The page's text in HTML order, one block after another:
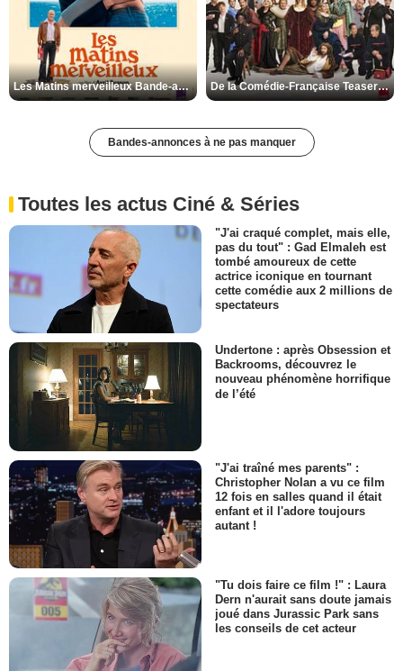
Les Matins merveilleux Bande-annonce VF De la Comédie-Française Teaser VF
Bandes-annonces à ne pas manquer
Toutes les actus Ciné & Séries
"J'ai craqué complet, mais elle,
pas du tout" : Gad Elmaleh est
tombé amoureux de cette
actrice iconique en tournant
cette comédie aux 2 millions de
spectateurs
Undertone : après Obsession et
Backrooms, découvrez le
nouveau phénomène horrifique
de l’été
"J'ai traîné mes parents" :
Christopher Nolan a vu ce film
12 fois en salles quand il était
enfant et il l'adore toujours
autant !
"Tu dois faire ce film !" : Laura
Dern n'aurait sans doute jamais
joué dans Jurassic Park sans
les conseils de cet acteur